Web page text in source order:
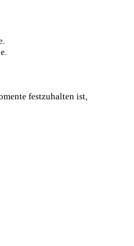
festzuhalten ist,